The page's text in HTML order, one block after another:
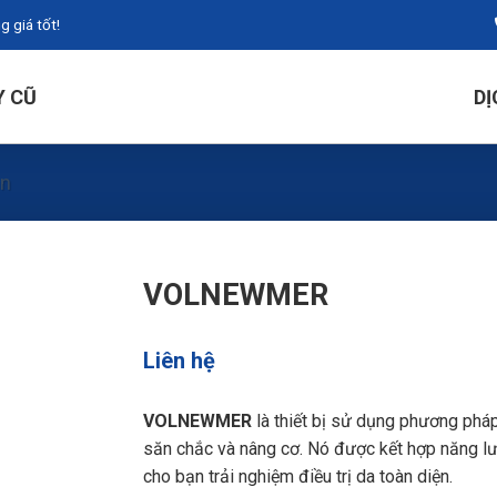
giá tốt!
CŨ
VOLNEWMER
Liên hệ
VOLNEWMER là thiết bị sử dụng phương
săn chắc và nâng cơ. Nó được kết hợp năng
cho bạn trải nghiệm điều trị da toàn diện.